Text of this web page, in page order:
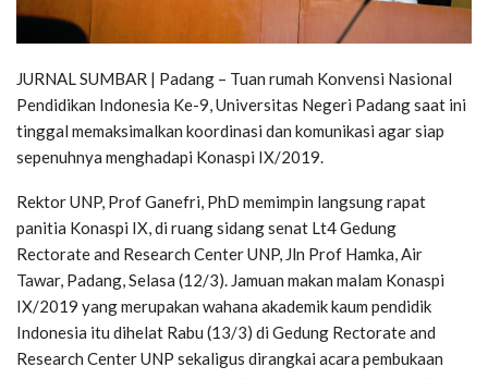
JURNAL SUMBAR | Padang – Tuan rumah Konvensi Nasional
Pendidikan Indonesia Ke-9, Universitas Negeri Padang saat ini
tinggal memaksimalkan koordinasi dan komunikasi agar siap
sepenuhnya menghadapi Konaspi IX/2019.
Rektor UNP, Prof Ganefri, PhD memimpin langsung rapat
panitia Konaspi IX, di ruang sidang senat Lt4 Gedung
Rectorate and Research Center UNP, Jln Prof Hamka, Air
Tawar, Padang, Selasa (12/3). Jamuan makan malam Konaspi
IX/2019 yang merupakan wahana akademik kaum pendidik
Indonesia itu dihelat Rabu (13/3) di Gedung Rectorate and
Research Center UNP sekaligus dirangkai acara pembukaan